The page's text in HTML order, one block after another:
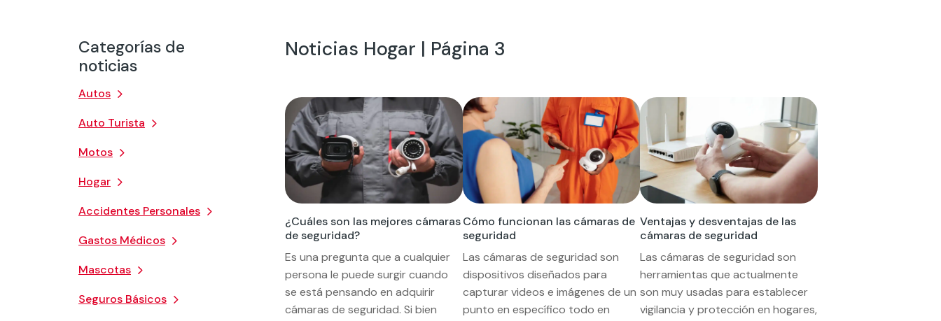
Categorías de
noticias
Autos
Auto Turista
Motos
Hogar
Accidentes Personales
Gastos Médicos
Mascotas
Seguros Básicos
Noticias Hogar | Página 3
¿Cuáles son las mejores cámaras
de seguridad?
Es una pregunta que a cualquier
persona le puede surgir cuando
se está pensando en adquirir
cámaras de seguridad. Si bien
Cómo funcionan las cámaras de
seguridad
Las cámaras de seguridad son
dispositivos diseñados para
capturar videos e imágenes de un
punto en específico todo en
Ventajas y desventajas de las
cámaras de seguridad
Las cámaras de seguridad son
herramientas que actualmente
son muy usadas para establecer
vigilancia y protección en hogares,